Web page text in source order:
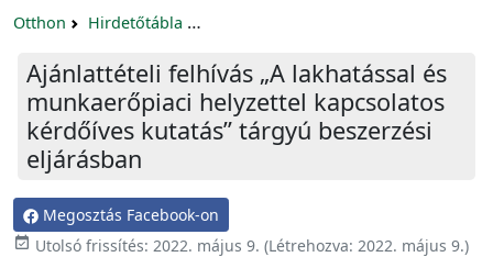
Otthon Hirdetőtábla
Ajánlattételi felhívás „A lakhatással és
munkaerőpiaci helyzettel kapcsolatos
kérdőíves kutatás” tárgyú beszerzési
eljárásban
Megosztás Facebook-on
 Utolsó frissítés: 2022. május 9. (Létrehozva: 2022. május 9.)